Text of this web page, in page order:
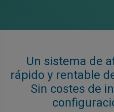
Un sistema de
rápido y rentable
Sin costes de